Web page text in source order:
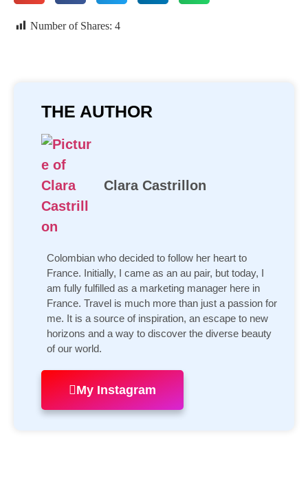
Number of Shares: 4
THE AUTHOR
Clara Castrillon
Colombian who decided to follow her heart to
France. Initially, I came as an au pair, but today, I
am fully fulfilled as a marketing manager here in
France. Travel is much more than just a passion for
me. It is a source of inspiration, an escape to new
horizons and a way to discover the diverse beauty
of our world.
My Instagram